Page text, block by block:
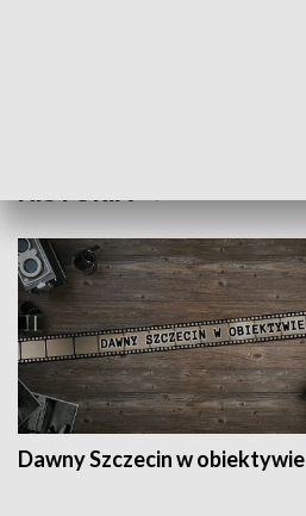
Dawny Szczecin w obiektywie